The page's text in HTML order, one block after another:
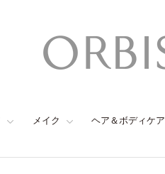
メイク ヘア＆ボディケア